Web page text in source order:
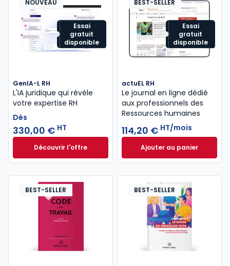
Essai
gratuit
disponible
NOUVEAU
GenIA-L RH
L'IA juridique qui révèle
votre expertise RH
Dès
330,00 € HT
Découvrir l'offreGenIA-L RH à partir de
Dès
Essai
gratuit
disponible
BEST-SELLER
actuEL RH
Le journal en ligne dédié
aux professionnels des
Ressources humaines
114,20 € HT/mois
Ajouter au panier
actuEL RH à
BEST-SELLER BEST-SELLER